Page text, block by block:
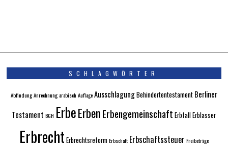
SCHLAGWÖRTER
AbfindungAnrechnungarabisch AuflageAusschlagungBehindertentestament Berliner
Testament BGH ErbeErbenErbengemeinschaft ErbfallErblasser
Erbrecht ErbrechtsreformErbschaft Erbschaftssteuer Freibeträge